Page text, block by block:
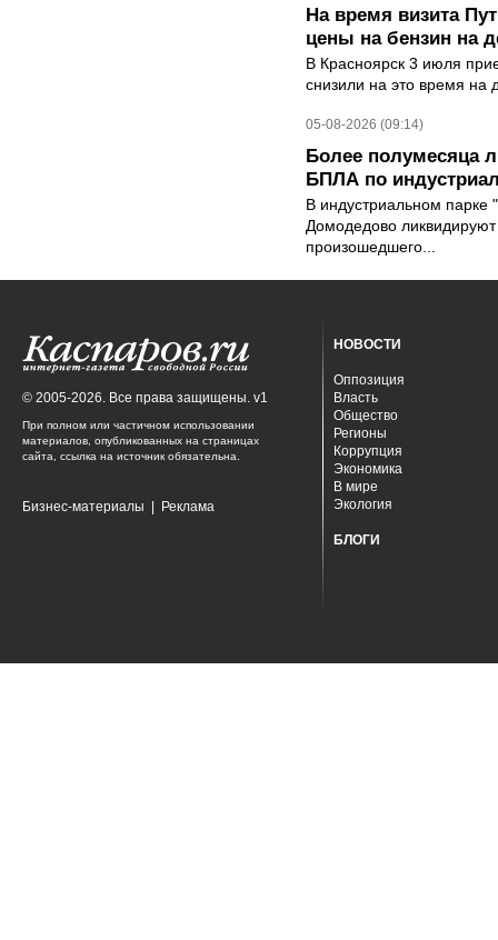
На время визита
цены на бензин на
В Красноярск 3 июля
снизили на это время на
05-08-2026 (09:14)
Более полумесяца
БПЛА по
В индустриальном
Домодедово
произошедшего...
© 2005-2026. Все права защищены. v1
При полном или частичном использовании
материалов, опубликованных на страницах
сайта, ссылка на источник обязательна.
Бизнес-материалы Реклама
НОВОСТИ
Оппозиция
Власть
Общество
Регионы
Коррупция
Экономика
В мире
Экология
БЛОГИ